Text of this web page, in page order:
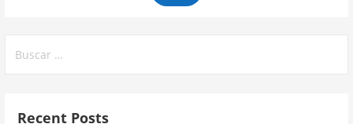
Recent Posts